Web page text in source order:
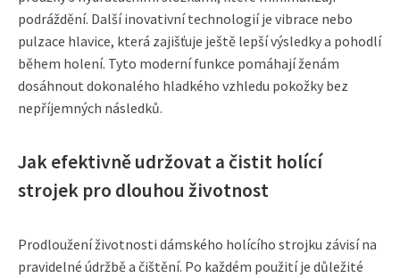
podráždění. Další inovativní technologií je vibrace nebo
pulzace hlavice, která zajišťuje ještě lepší výsledky a pohodlí
během holení. Tyto moderní funkce pomáhají ženám
dosáhnout dokonalého hladkého vzhledu pokožky bez
nepříjemných následků.
Jak efektivně udržovat a čistit holící
strojek pro dlouhou životnost
Prodloužení životnosti dámského holícího strojku závisí na
pravidelné údržbě a čištění. Po každém použití je důležité